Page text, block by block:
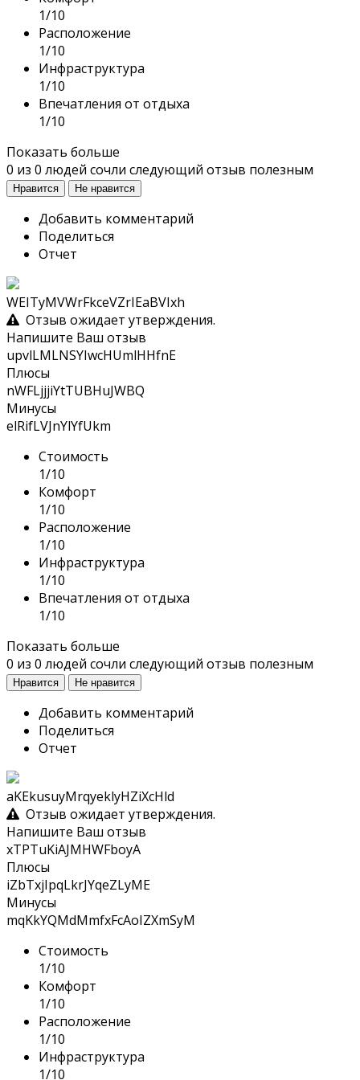
1/10
Расположение
1/10
Инфраструктура
1/10
Впечатления от отдыха
1/10
Показать больше
0 из 0 людей сочли следующий отзыв полезным
Нравится Не нравится
Добавить комментарий
Поделиться
Отчет
WEITyMVWrFkceVZrIEaBVIxh
Отзыв ожидает утверждения.
Напишите Ваш отзыв
upvlLMLNSYIwcHUmlHHfnE
Плюсы
nWFLjjjiYtTUBHuJWBQ
Минусы
elRifLVJnYlYfUkm
Стоимость
1/10
Комфорт
1/10
Расположение
1/10
Инфраструктура
1/10
Впечатления от отдыха
1/10
Показать больше
0 из 0 людей сочли следующий отзыв полезным
Нравится Не нравится
Добавить комментарий
Поделиться
Отчет
aKEkusuyMrqyeklyHZiXcHld
Отзыв ожидает утверждения.
Напишите Ваш отзыв
xTPTuKiAJMHWFboyA
Плюсы
iZbTxjIpqLkrJYqeZLyME
Минусы
mqKkYQMdMmfxFcAoIZXmSyM
Стоимость
1/10
Комфорт
1/10
Расположение
1/10
Инфраструктура
1/10